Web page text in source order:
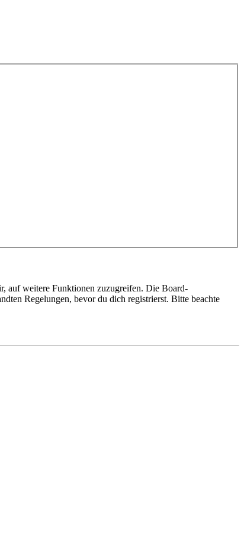
auf weitere Funktionen zuzugreifen. Die Board-
Regelungen, bevor du dich registrierst. Bitte beachte